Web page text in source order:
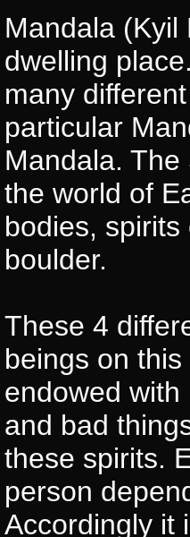
Mandala (Kyil
dwelling
many
particular
Mandala.
the world of
bodies,
boulder.
These 4
beings on
endowed
and bad
these spirits.
person
Accordingly it